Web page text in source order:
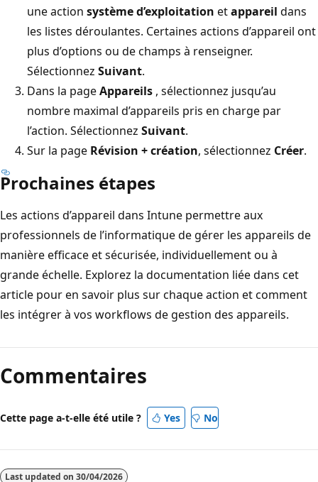
une action système d’exploitation etappareil dans
les listes déroulantes. Certaines actions d’appareil ont
plus d’options ou de champs à renseigner.
Sélectionnez Suivant.
Dans la pageAppareils , sélectionnez jusqu’au
nombre maximal d’appareils pris en charge par
l’action. Sélectionnez Suivant.
Sur la page Révision + création, sélectionnez Créer.
Prochaines étapes
Les actions d’appareil dans Intune permettre aux
professionnels de l’informatique de gérer les appareils de
manière efficace et sécurisée, individuellement ou à
grande échelle. Explorez la documentation liée dans cet
article pour en savoir plus sur chaque action et comment
les intégrer à vos workflows de gestion des appareils.
Commentaires
Cette page a-t-elle été utile ? Yes No
Last updated on 30/04/2026